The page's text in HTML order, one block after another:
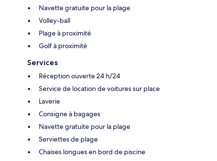
Navette gratuite pour la plage
Volley-ball
Plage à proximité
Golf à proximité
Services
Réception ouverte 24 h/24
Service de location de voitures sur place
Laverie
Consigne à bagages
Navette gratuite pour la plage
Serviettes de plage
Chaises longues en bord de piscine